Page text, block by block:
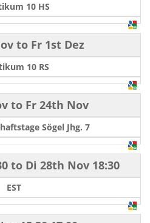
10 HS
to Fr 1st Dez
10 RS
to Fr 24th Nov
Sögel Jhg. 7
to Di 28th Nov 18:30
EST